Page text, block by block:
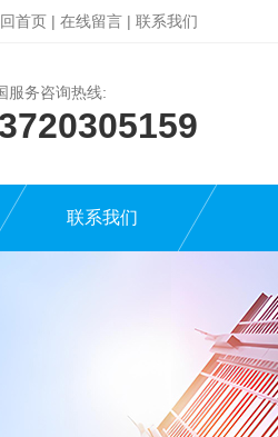
首页 | 在线留言 | 联系我们
服务咨询热线:
联系我们